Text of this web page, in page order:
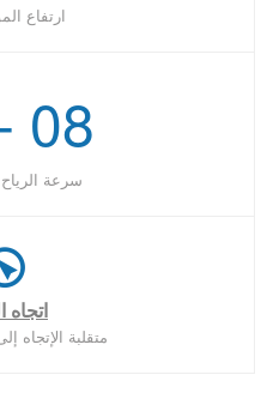
ارتفاع
08 - 32
سرعة
اتجاه
متقلبة الإتجاه